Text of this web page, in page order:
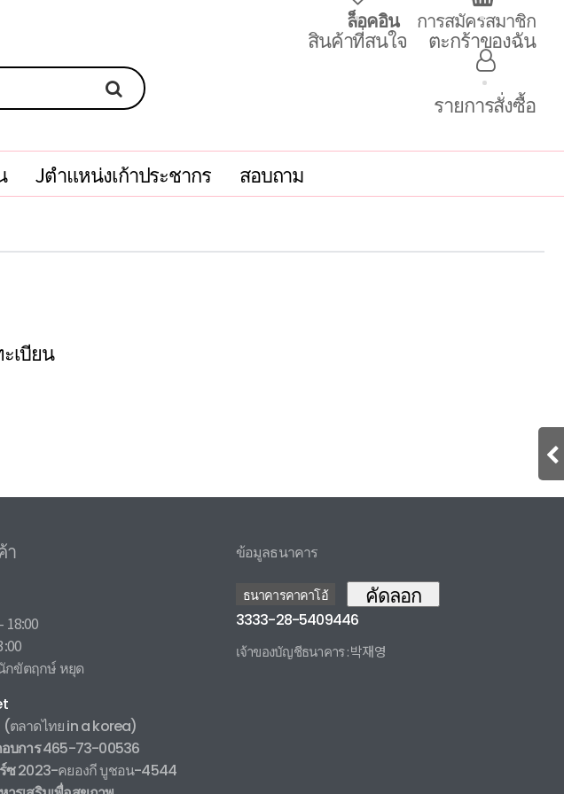
การสมัครสมาชิก
ล็อคอิน
ตะกร้าของฉัน
สินค้าที่สนใจ
รายการสั่งซื้อ
Jตำแหน่งเก้าประชากร สอบถาม
เบียน
า
18:00
กขัตฤกษ์ หยุด
ข้อมูลธนาคาร
ธนาคารคาคาโอ้ คัดลอก
3333-28-5409446
เจ้าของบัญชีธนาคาร : 박재영
(ตลาดไทย in a korea)
บการ465-73-00536
ซ2023-คยองกี บูชอน-4544